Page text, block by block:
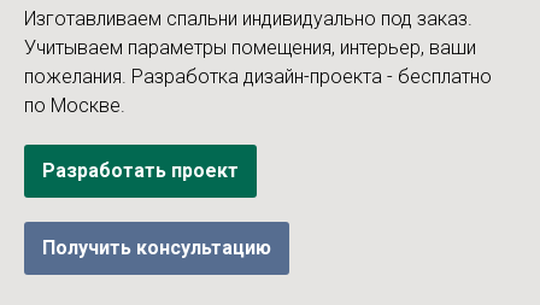
Изготавливаем спальни индивидуально под заказ.
Учитываем параметры помещения, интерьер, ваши
пожелания. Разработка дизайн-проекта - бесплатно
по Москве.
Разработать проект
Получить консультацию